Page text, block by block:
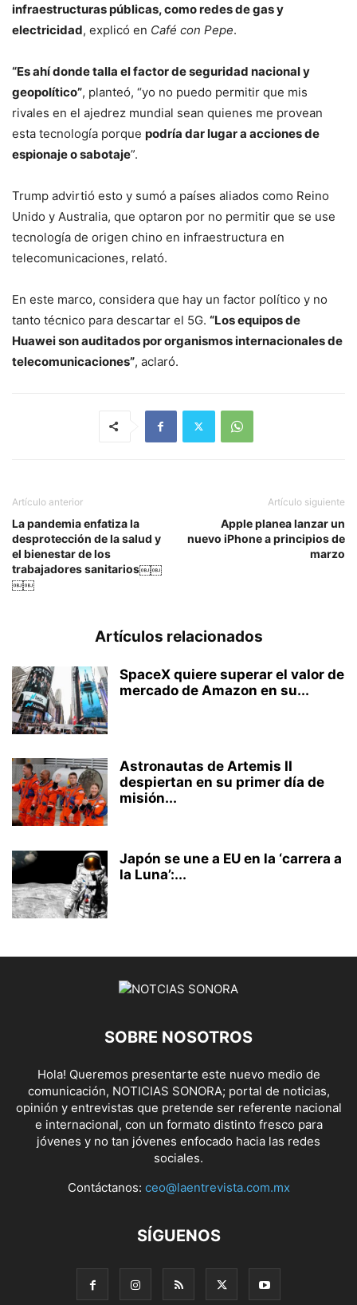
infraestructuras públicas, como redes de gas y
electricidad, explicó en Café con Pepe.
“Es ahí donde talla el factor de seguridad nacional y
geopolítico”, planteó, “yo no puedo permitir que mis
rivales en el ajedrez mundial sean quienes me provean
esta tecnología porque podría dar lugar a acciones de
espionaje o sabotaje”.
Trump advirtió esto y sumó a países aliados como Reino
Unido y Australia, que optaron por no permitir que se use
tecnología de origen chino en infraestructura en
telecomunicaciones, relató.
En este marco, considera que hay un factor político y no
tanto técnico para descartar el 5G. “Los equipos de
Huawei son auditados por organismos internacionales de
telecomunicaciones”, aclaró.
Artículo anterior
La pandemia enfatiza la
desprotección de la salud y
el bienestar de los
trabajadores sanitarios￼￼
￼￼
Artículo siguiente
Apple planea lanzar un
nuevo iPhone a principios de
marzo
Artículos relacionados
SpaceX quiere superar el valor de
mercado de Amazon en su...
Astronautas de Artemis II
despiertan en su primer día de
misión...
Japón se une a EU en la ‘carrera a
la Luna’:...
SOBRE NOSOTROS
Hola! Queremos presentarte este nuevo medio de
comunicación, NOTICIAS SONORA; portal de noticias,
opinión y entrevistas que pretende ser referente nacional
e internacional, con un formato distinto fresco para
jóvenes y no tan jóvenes enfocado hacia las redes
sociales.
Contáctanos: ceo@laentrevista.com.mx
SÍGUENOS